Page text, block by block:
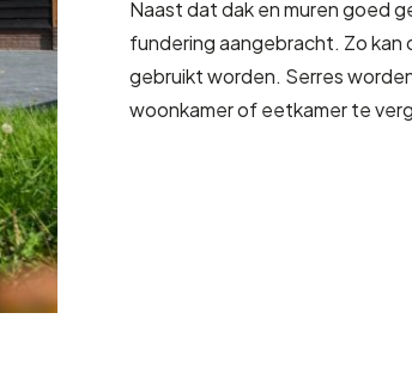
Naast dat dak en muren goed
fundering aangebracht. Zo kan
gebruikt worden. Serres
woonkamer of eetkamer te